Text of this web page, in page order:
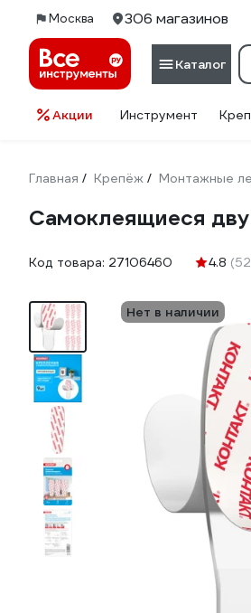
Москва 306 магазинов
Каталог
Акции Инструмент
Главная / Крепёж / Монтажные
Самоклеящиеся
Код товара: 27106460 4.8
Нет в наличии